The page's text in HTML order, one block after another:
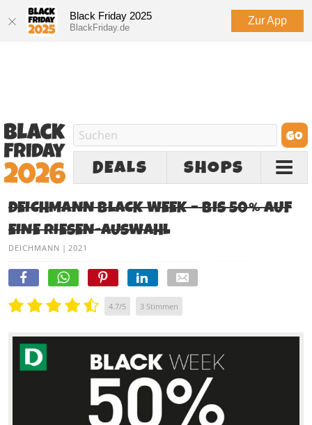
Black Friday 2025
BlackFriday.de
Zur App
DEALS SHOPS
DEICHMANN BLACK WEEK – BIS 50% AUF
EINE RIESEN-AUSWAHL
DEICHMANN | 2021
4.7/5 3 Stimmen